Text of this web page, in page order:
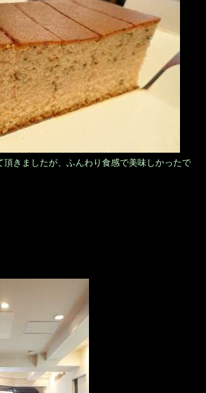
頂きましたが、ふんわり食感で美味しかったで